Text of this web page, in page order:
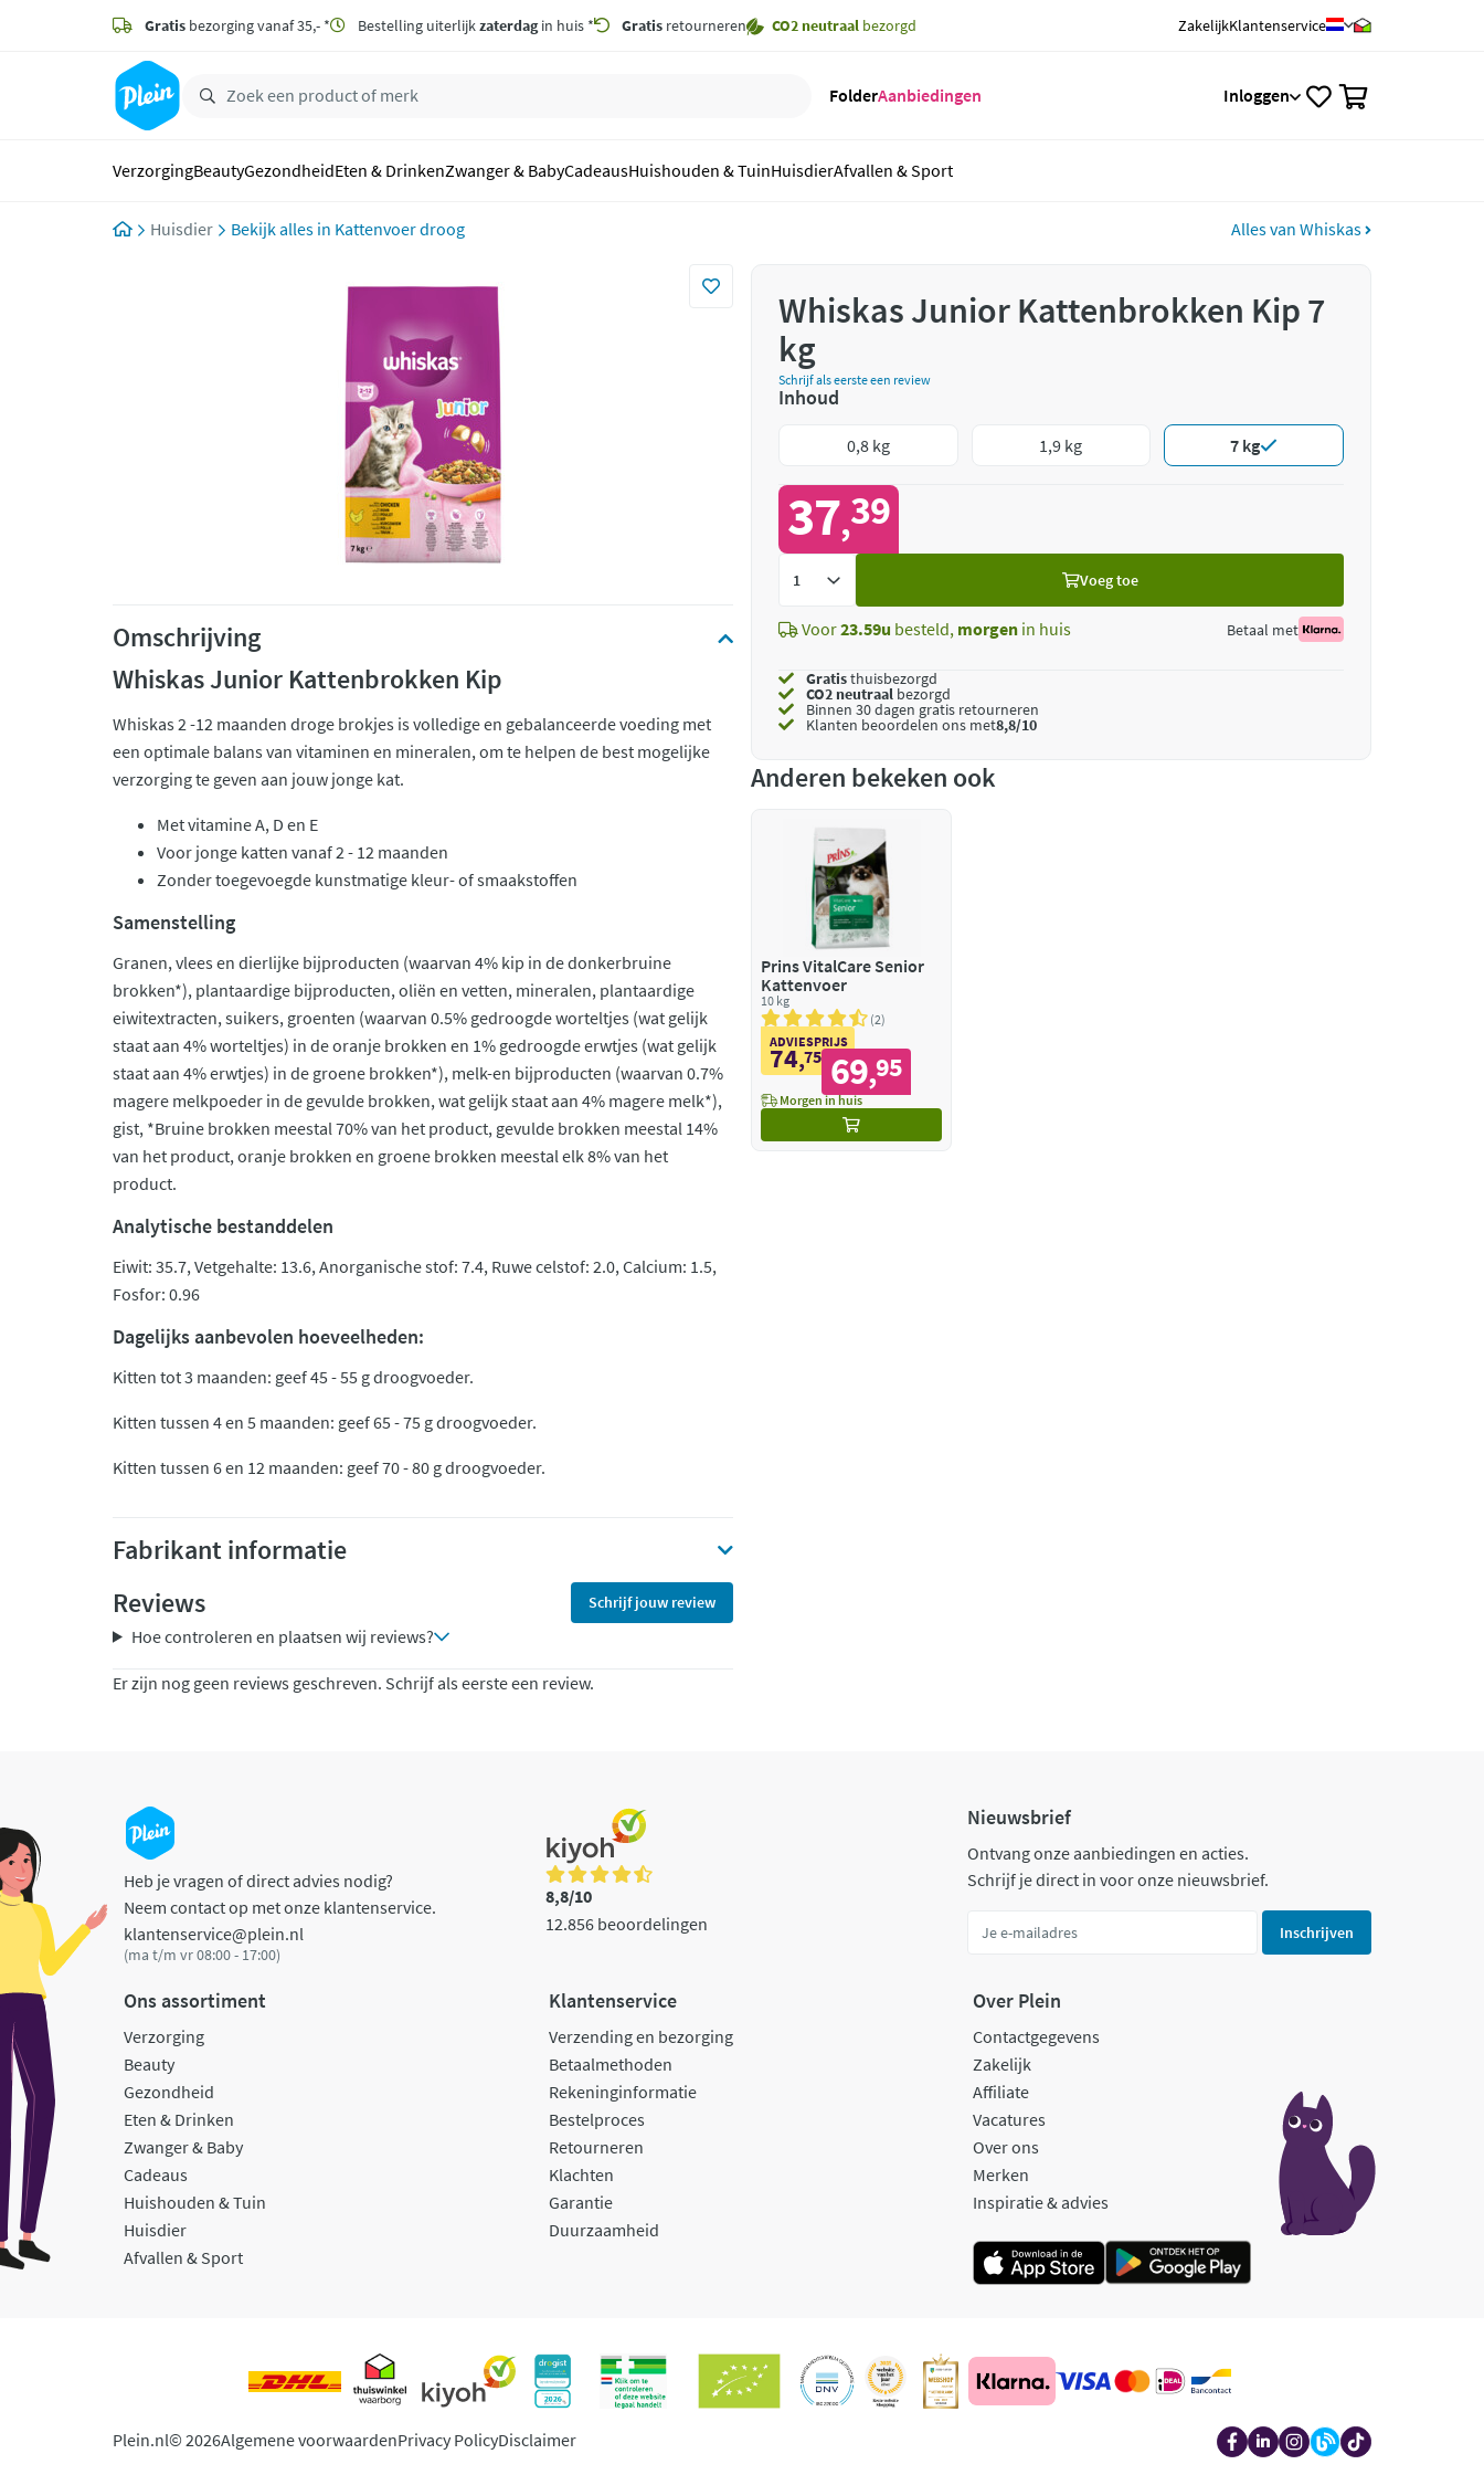
zoeken
hoofdinhoud
Gratis bezorging vanaf 35,- * Bestelling uiterlijkzaterdagin huis * Gratis retourneren CO2 neutraal bezorgd ZakelijkKlantenservice
FolderAanbiedingen Inloggen
VerzorgingBeautyGezondheidEten & DrinkenZwanger & BabyCadeausHuishouden & TuinHuisdierAfvallen & Sport
Huisdier Kattenvoer droog Alles van Whiskas
Omschrijving
Whiskas Junior Kattenbrokken Kip
Whiskas 2 -12 maanden droge brokjes is volledige en gebalanceerde voeding met
een optimale balans van vitaminen en mineralen, om te helpen de best mogelijke
verzorging te geven aan jouw jonge kat.
Met vitamine A, D en E
Voor jonge katten vanaf 2 - 12 maanden
Zonder toegevoegde kunstmatige kleur- of smaakstoffen
Samenstelling
Granen, vlees en dierlijke bijproducten (waarvan 4% kip in de donkerbruine
brokken*), plantaardige bijproducten, oliën en vetten, mineralen, plantaardige
eiwitextracten, suikers, groenten (waarvan 0.5% gedroogde worteltjes (wat gelijk
staat aan 4% worteltjes) in de oranje brokken en 1% gedroogde erwtjes (wat gelijk
staat aan 4% erwtjes) in de groene brokken*), melk-en bijproducten (waarvan 0.7%
magere melkpoeder in de gevulde brokken, wat gelijk staat aan 4% magere melk*),
gist, *Bruine brokken meestal 70% van het product, gevulde brokken meestal 14%
van het product, oranje brokken en groene brokken meestal elk 8% van het
product.
Analytische bestanddelen
Eiwit: 35.7, Vetgehalte: 13.6, Anorganische stof: 7.4, Ruwe celstof: 2.0, Calcium: 1.5,
Fosfor: 0.96
Dagelijks aanbevolen hoeveelheden:
Kitten tot 3 maanden: geef 45 - 55 g droogvoeder.
Kitten tussen 4 en 5 maanden: geef 65 - 75 g droogvoeder.
Kitten tussen 6 en 12 maanden: geef 70 - 80 g droogvoeder.
Fabrikant informatie
Reviews
Schrijf jouw review
Hoe controleren en plaatsen wij reviews?
Er zijn nog geen reviews geschreven. Schrijf als eerste een review.
Whiskas Junior Kattenbrokken Kip 7
kg
Schrijf als eerste een review
Inhoud
0,8 kg 1,9 kg 7 kg
37,39
Voeg toe
Voor23.59u besteld, morgen in huis Betaal met
Gratisthuisbezorgd
CO2 neutraal bezorgd
Binnen 30 dagen gratis retourneren
Klanten beoordelen ons met8,8/10
Anderen bekeken ook
Prins VitalCare Senior
Kattenvoer
10 kg
2
ADVIESPRIJS
74,75 69,95
Morgen in huis
Heb je vragen of direct advies nodig?
Neem contact op met onze klantenservice.
klantenservice@plein.nl
(ma t/m vr 08:00 - 17:00)
8,8/10
12.856 beoordelingen
Nieuwsbrief
Ontvang onze aanbiedingen en acties.
Schrijf je direct in voor onze nieuwsbrief.
Inschrijven
Ons assortiment
Verzorging
Beauty
Gezondheid
Eten & Drinken
Zwanger & Baby
Cadeaus
Huishouden & Tuin
Huisdier
Afvallen & Sport
Klantenservice
Verzending en bezorging
Betaalmethoden
Rekeninginformatie
Bestelproces
Retourneren
Klachten
Garantie
Duurzaamheid
Over Plein
Contactgegevens
Zakelijk
Affiliate
Vacatures
Over ons
Merken
Inspiratie & advies
Plein.nl© 2026Algemene voorwaardenPrivacy PolicyDisclaimer